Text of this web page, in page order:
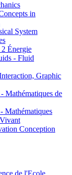
in
System
Énergie
- Fluid
Graphic
de
Conception
de l'Ecole